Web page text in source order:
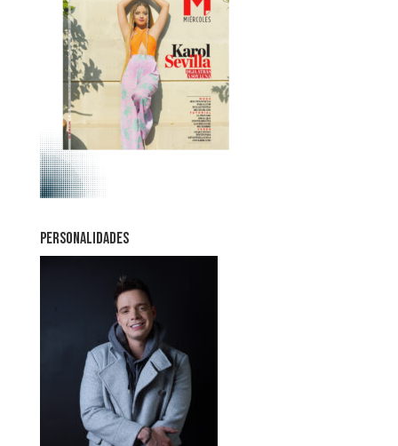
PERSONALIDADES